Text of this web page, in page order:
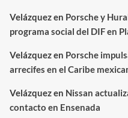
Velázquezen Porsche y
programa social del DIF en
Velázquezen Porsche
arrecifes en el Caribe
Velázquezen Nissan
contacto en Ensenada